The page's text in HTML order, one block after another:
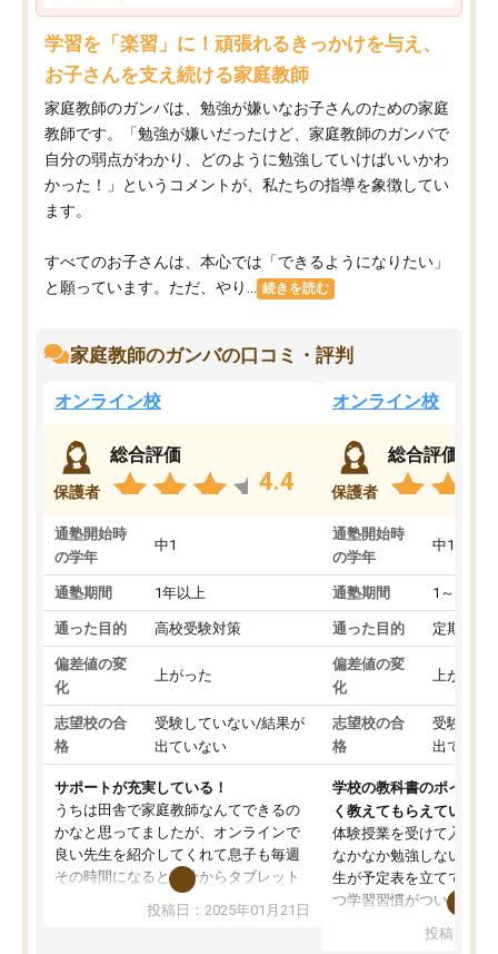
学習を「楽習」に！頑張れるきっかけを与え、
お子さんを支え続ける家庭教師
家庭教師のガンバは、勉強が嫌いなお子さんのための家庭
教師です。「勉強が嫌いだったけど、家庭教師のガンバで
自分の弱点がわかり、どのように勉強していけばいいかわ
かった！」というコメントが、私たちの指導を象徴してい
ます。
すべてのお子さんは、本心では「できるようになりたい」
と願っています。ただ、やり...
続きを読む
家庭教師のガンバの口コミ・評判
オンライン校
保護者
総合評価
4.4
通塾開始時
の学年
中1
通塾期間 1年以上
通った目的 高校受験対策
偏差値の変
化
上がった
志望校の合
格
受験していない/結果が
出ていない
サポートが充実している！
うちは田舎で家庭教師なんてできるの
かなと思ってましたが、オンラインで
良い先生を紹介してくれて息子も毎週
その時間になると自分からタブレット
を開いてzoomを繋げるようになりまし
た！5科目なんでもOKなのもとても気
投稿日：2025年01月21日
オンライン校
保護者
総合評価
通塾開始時
の学年
中1
通塾期間 1～3ヵ月
通った目的 定期テス
偏差値の変
化
上がった
志望校の合
格
受験して
出ていな
学校の教科書のポイント
く教えてもらえている
体験授業を受けて入塾し
なかなか勉強しない息子
生が予定表を立ててくれ
つ学習習慣がついてきま
指導が無い日も予定表
投稿日：